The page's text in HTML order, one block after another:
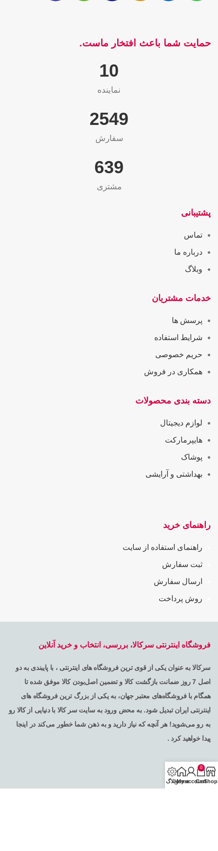
حمایت شما باعث افتخار ماست.
10
نماینده
2565
سفارش
655
مشتری
پشتیبانی
تماس
درباره ما
وبلاگ
خدمات مشتریان
پرسش ها
شرایط استفاده
حریم خصوصی
همکاری در فروش
دسته بندی محصولات
لوازم دیجیتال
هایپرمارکت
پوشاک
بهداشتی و آرایشی
راهنمای خرید
راهنمای استفاده از سایت
ثبت سفارش
ارسال سفارش
روش پرداخت
فروشگاه اینترنتی سرکالا، بررسی، انتخاب و خرید آنلاین
سرکالا به عنوان یکی از قوی ترین فروشگاه های اینترنتی ، با پایبندی به دو
اصل 7 روز ضمانت بازگشت کالا و تضمین اصل‌بودن کالا موفق شده تا
همگام با فروشگاه‌های معتبر جهان، به یکی از بزرگ ترین فروشگاه های
اینترنتی ایران تبدیل شود. به محض ورود به سایت سر کالا با دنیایی از کالا رو
به رو می‌شوید! هر آنچه که نیاز دارید و به ذهن شما خطور می‌کند در اینجا
پیدا خواهید کرد .
Shop
0
Cart
My account
Homeوبلاگ